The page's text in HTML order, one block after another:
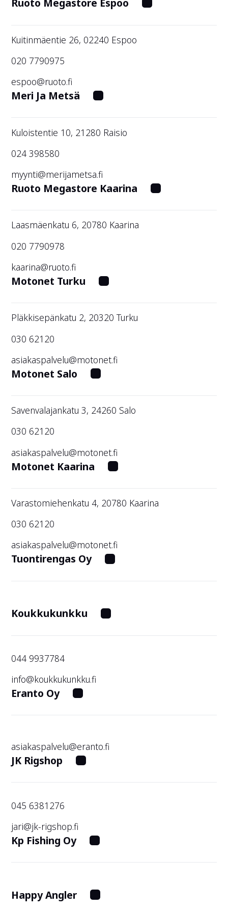
Ruoto Megastore Espoo
Kuitinmäentie 26, 02240 Espoo
020 7790975
espoo@ruoto.fi
Meri Ja Metsä
Kuloistentie 10, 21280 Raisio
024 398580
myynti@merijametsa.fi
Ruoto Megastore Kaarina
Laasmäenkatu 6, 20780 Kaarina
020 7790978
kaarina@ruoto.fi
Motonet Turku
Pläkkisepänkatu 2, 20320 Turku
030 62120
asiakaspalvelu@motonet.fi
Motonet Salo
Savenvalajankatu 3, 24260 Salo
030 62120
asiakaspalvelu@motonet.fi
Motonet Kaarina
Varastomiehenkatu 4, 20780 Kaarina
030 62120
asiakaspalvelu@motonet.fi
Tuontirengas Oy
Koukkukunkku
044 9937784
info@koukkukunkku.fi
Eranto Oy
asiakaspalvelu@eranto.fi
JK Rigshop
045 6381276
jari@jk-rigshop.fi
Kp Fishing Oy
Happy Angler